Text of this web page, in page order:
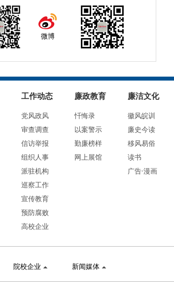
微博
工作动态
党风政风
审查调查
信访举报
组织人事
派驻机构
巡察工作
宣传教育
预防腐败
高校企业
廉政教育
忏悔录
以案警示
勤廉榜样
网上展馆
廉洁文化
徽风皖训
廉史今读
移风易俗
读书
广告·漫画
院校企业 新闻媒体